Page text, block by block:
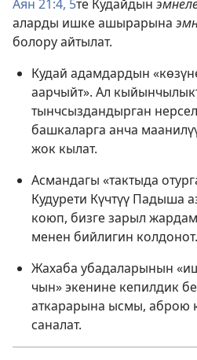
Аян 21:4, 5те Кудайдын
аларды ишке ашырарына
болору айтылат.
Кудай адамдардын
аарчыйт». Ал
тынчсыздандырган
башкаларга анча
жок кылат.
Асмандагы «тактыда
Кудурети Күчтүү Падыша
коюп, бизге зарыл
менен бийлигин колдонот.
Жахаба убадаларынын
чын» экенине кепилдик
аткарарына ысмы, аброю
саналат.